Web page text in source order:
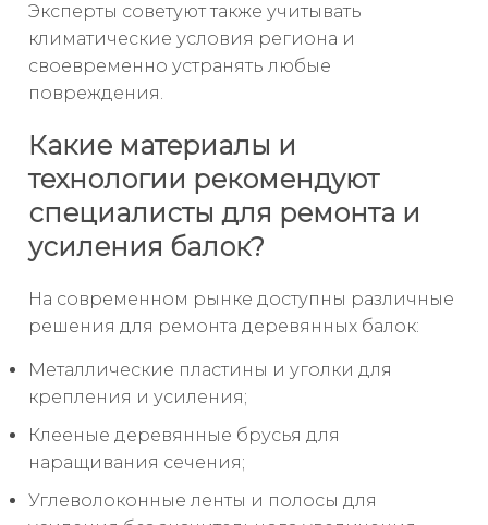
Эксперты советуют также учитывать
климатические условия региона и
своевременно устранять любые
повреждения.
Какие материалы и
технологии рекомендуют
специалисты для ремонта и
усиления балок?
На современном рынке доступны различные
решения для ремонта деревянных балок:
Металлические пластины и уголки для
крепления и усиления;
Клееные деревянные брусья для
наращивания сечения;
Углеволоконные ленты и полосы для